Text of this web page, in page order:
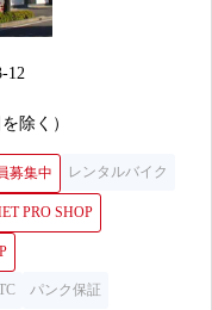
12
除く）
募集中 レンタルバイク
PRO SHOP
パンク保証